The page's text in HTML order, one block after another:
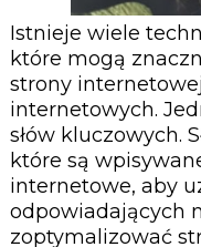
Istnieje wiele
które mogą
strony
internetowych.
słów kluczowych.
które są
internetowe, aby
odpowiadających
zoptymalizować